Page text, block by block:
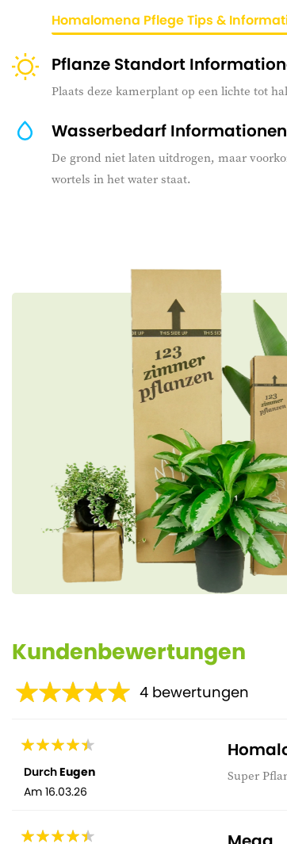
Homalomena Pflege Tips &
Pflanze Standort
Plaats deze kamerplant op een lichte tot
Wasserbedarf Informationen
De grond niet laten uitdrogen, maar
wortels in het water staat.
Kundenbewertungen
4 bewertungen
DurchEugen
Am 16.03.26
Super